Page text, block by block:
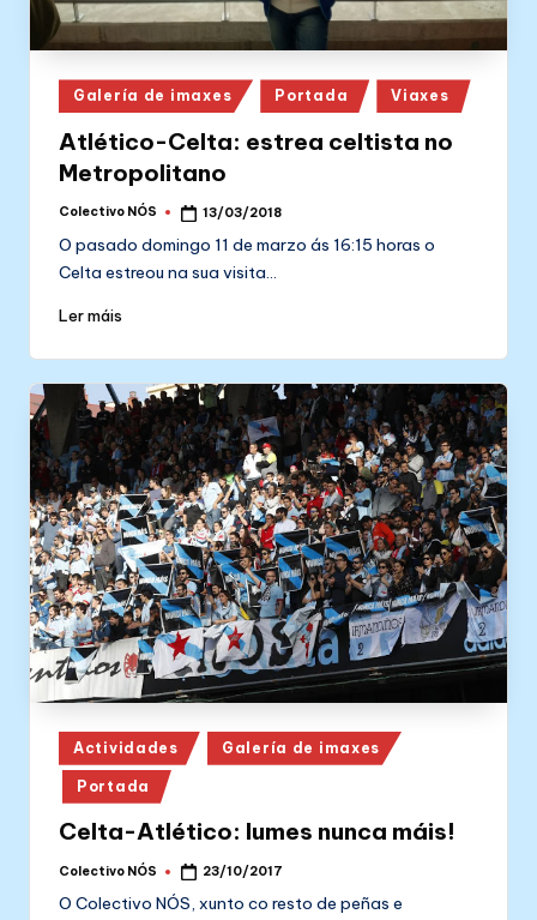
Posted
in
Galería de imaxes Portada Viaxes
Atlético-Celta: estrea celtista no
Metropolitano
Posted
Colectivo NÓS 13/03/2018
O pasado domingo 11 de marzo ás 16:15 horas o
Celta estreou na sua visita…
Ler máis
Posted
in
Actividades Galería de imaxes
Portada
Celta-Atlético: lumes nunca máis!
Posted
Colectivo NÓS 23/10/2017
O Colectivo NÓS, xunto co resto de peñas e